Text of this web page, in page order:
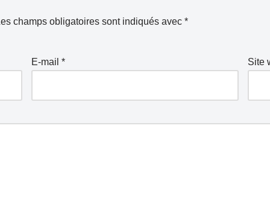
champs obligatoires sont indiqués avec *
E-mail* Site